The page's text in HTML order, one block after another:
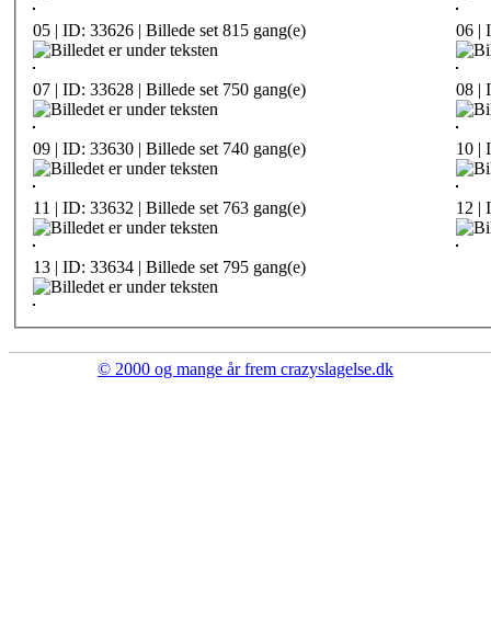
05 | ID: 33626 | Billede set 815 gang(e) 06 |
07 | ID: 33628 | Billede set 750 gang(e) 08 |
09 | ID: 33630 | Billede set 740 gang(e) 10 |
11 | ID: 33632 | Billede set 763 gang(e) 12 |
13 | ID: 33634 | Billede set 795 gang(e)
© 2000 og mange år frem crazyslagelse.dk